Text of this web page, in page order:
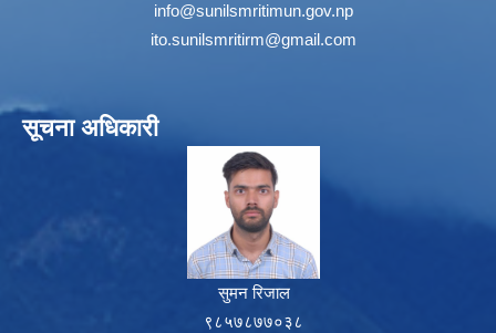
info@sunilsmritimun.gov.np
ito.sunilsmritirm@gmail.com
सूचना अधिकारी
सुमन रिजाल
९८५७८७७०३८